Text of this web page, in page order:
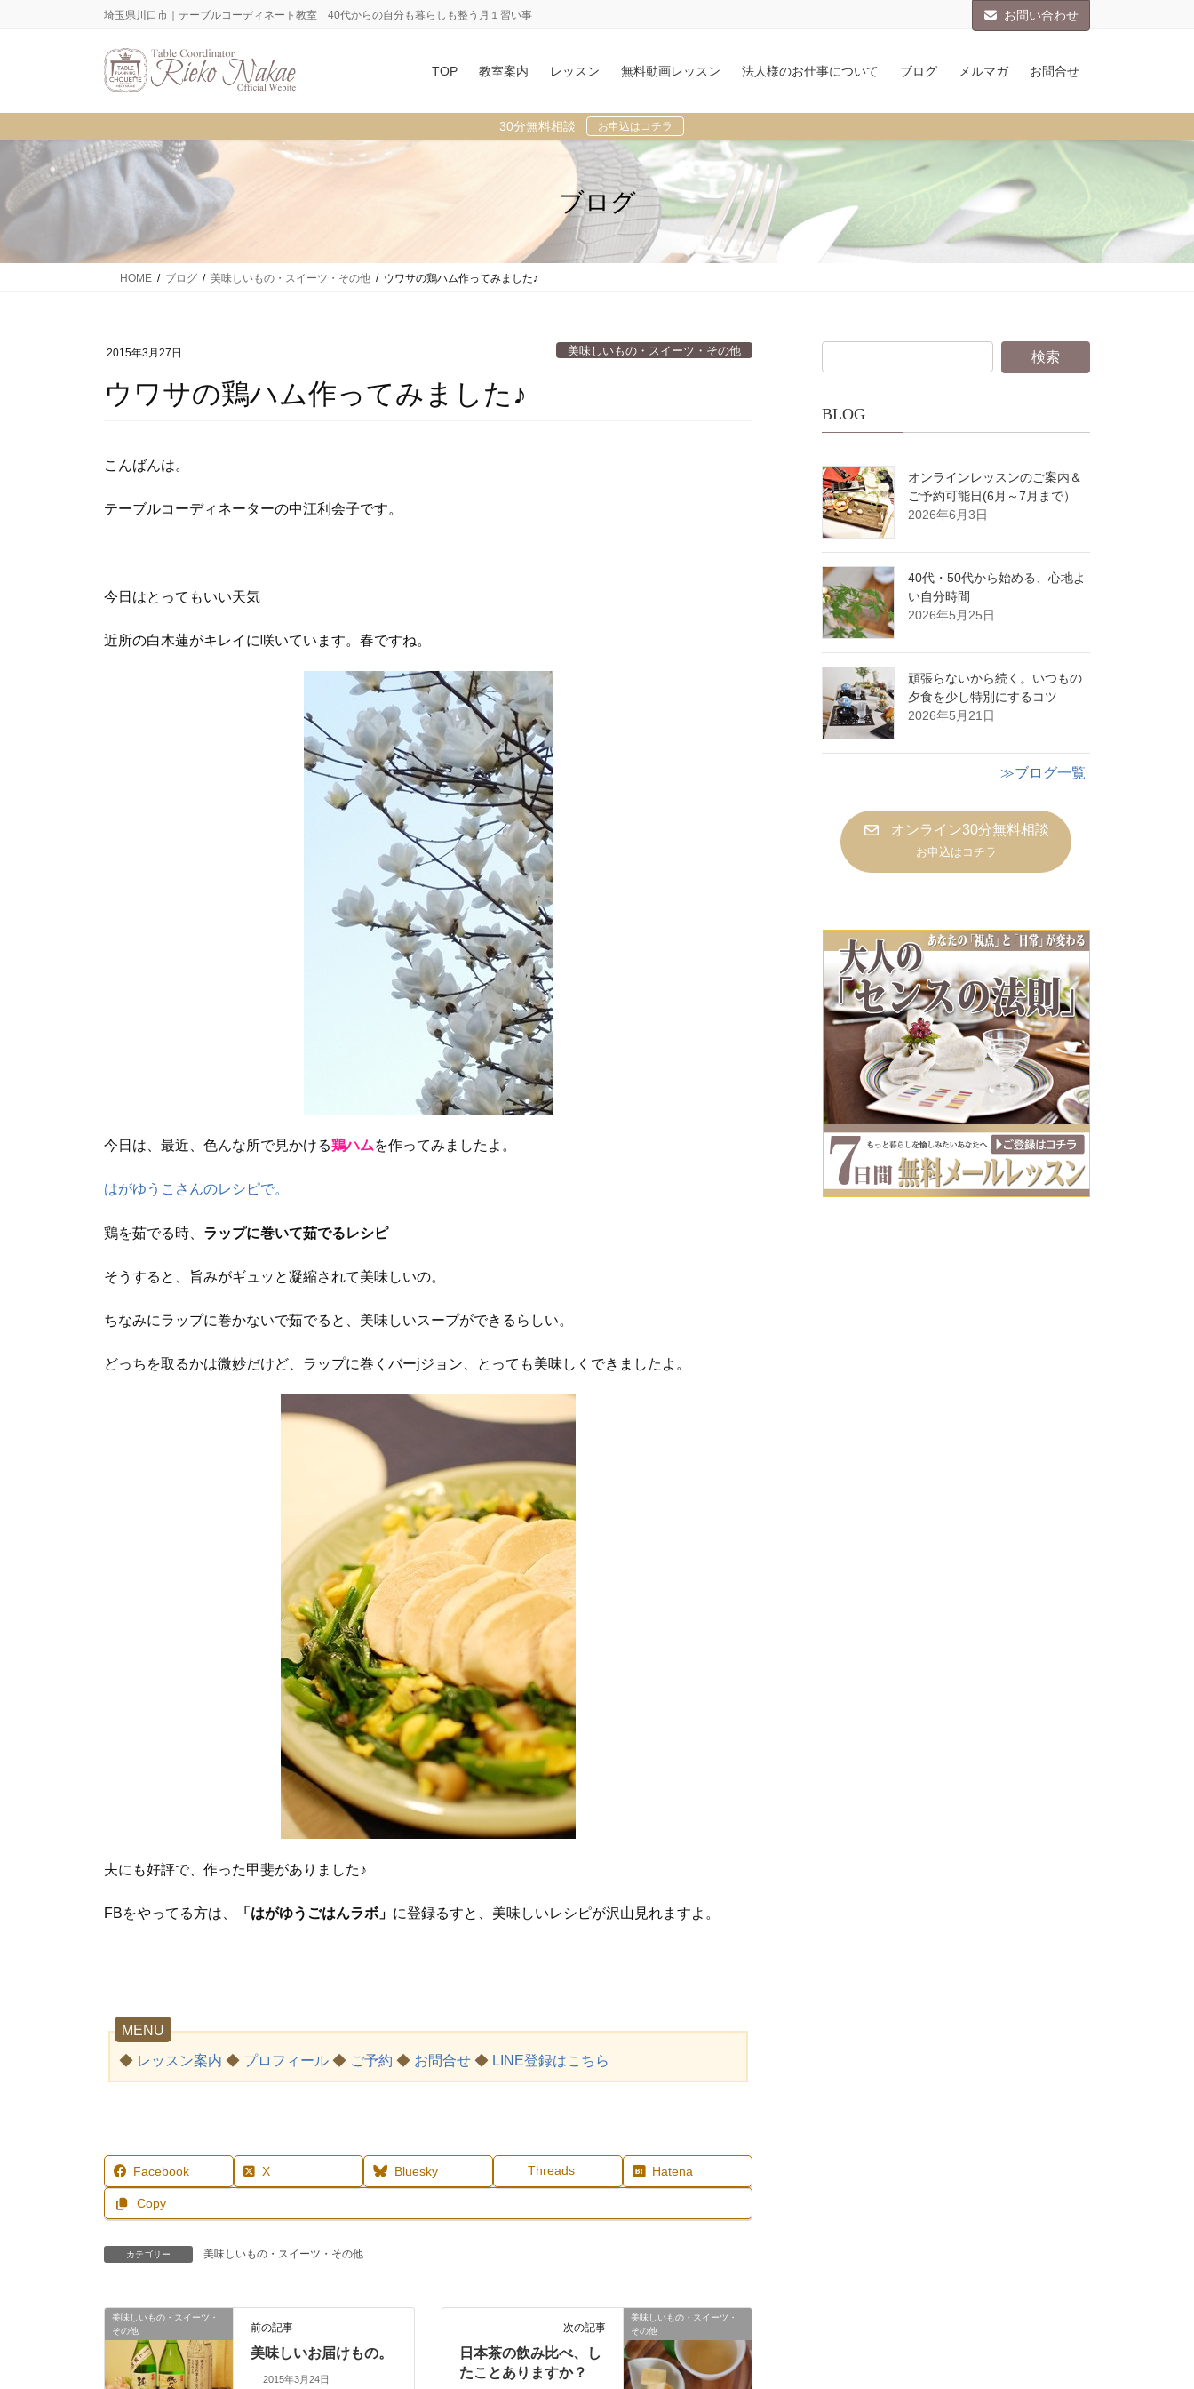
に
移
ョ
ン
動
埼玉県川口市｜テーブルコーディネート教室 40代からの自分も暮らしも整う月１習い事 お問い合わせ
TOP 教室案内 レッスン 無料動画レッスン 法人様のお仕事について ブログ メルマガ お問合せ
30分無料相談 お申込はコチラ
ブログ
HOME ブログ 美味しいもの・スイーツ・その他 ウワサの鶏ハム作ってみました♪
2015年3月27日 美味しいもの・スイーツ・その他
ウワサの鶏ハム作ってみました♪
こんばんは。
テーブルコーディネーターの中江利会子です。
今日はとってもいい天気
近所の白木蓮がキレイに咲いています。春ですね。
今日は、最近、色んな所で見かける鶏ハムを作ってみましたよ。
はがゆうこさんのレシピで。
鶏を茹でる時、 ラップに巻いて茹でるレシピ
そうすると、旨みがギュッと凝縮されて美味しいの。
ちなみにラップに巻かないで茹でると、美味しいスープができるらしい。
どっちを取るかは微妙だけど、ラップに巻くバーjジョン、とっても美味しくできましたよ。
夫にも好評で、作った甲斐がありました♪
FBをやってる方は、 「はがゆうごはんラボ」 に登録るすと、美味しいレシピが沢山見れますよ。
MENU
◆ レッスン案内 ◆ プロフィール ◆ ご予約 ◆ お問合せ ◆ LINE登録はこちら
Facebook X Bluesky Threads Hatena
Copy
カテゴリー 美味しいもの・スイーツ・その他
美味しいもの・スイーツ・
その他
前の記事
美味しいお届けもの。
2015年3月24日
美味しいもの・スイーツ・
その他
次の記事
日本茶の飲み比べ、し
たことありますか？
BLOG
オンラインレッスンのご案内＆
ご予約可能日(6月～7月まで）
2026年6月3日
40代・50代から始める、心地よ
い自分時間
2026年5月25日
頑張らないから続く。いつもの
夕食を少し特別にするコツ
2026年5月21日
≫ブログ一覧
オンライン30分無料相談
お申込はコチラ